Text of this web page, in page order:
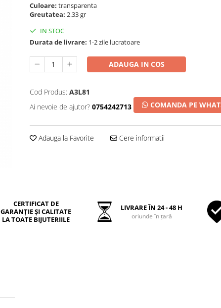
Culoare: transparenta
Greutatea: 2.33 gr
IN STOC
Durata de livrare: 1-2 zile lucratoare
ADAUGA IN COS
Cod Produs: A3L81
Ai nevoie de ajutor? 0754242713 COMANDA PE
Adauga la Favorite Cere informatii
CERTIFICAT DE
GARANȚIE ȘI CALITATE
LA TOATE BIJUTERIILE
LIVRARE ÎN 24 - 48 H
oriunde în țară